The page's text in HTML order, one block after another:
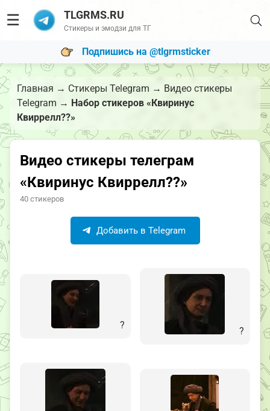
☰ TLGRMS.RU
Стикеры и эмодзи для ТГ
Подпишись на @tlgrmsticker
Главная → Стикеры Telegram → Видео стикеры
Telegram → Набор стикеров «Квиринус
Квиррелл??»
Видео стикеры телеграм
«Квиринус Квиррелл??»
40 стикеров
Добавить в Telegram
?
?